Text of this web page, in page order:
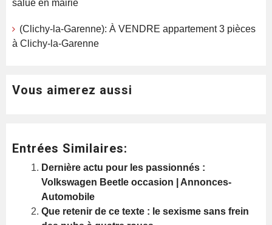
salué en mairie
(Clichy-la-Garenne): À VENDRE appartement 3 pièces
à Clichy-la-Garenne
Vous aimerez aussi
Entrées Similaires:
Dernière actu pour les passionnés :
Volkswagen Beetle occasion | Annonces-
Automobile
Que retenir de ce texte : le sexisme sans frein